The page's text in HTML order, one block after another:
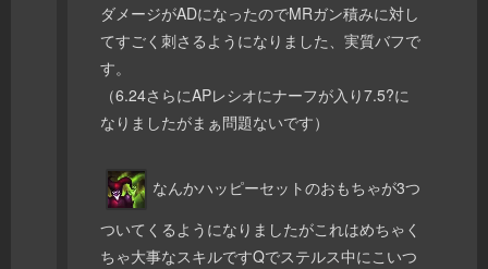
ダメージがADになったのでMRガン積みに対し
てすごく刺さるようになりました、実質バフで
す。
（6.24さらにAPレシオにナーフが入り7.5?に
なりましたがまぁ問題ないです）
なんかハッピーセットのおもちゃが3つ
ついてくるようになりましたがこれはめちゃく
ちゃ大事なスキルですQでステルス中にこいつ